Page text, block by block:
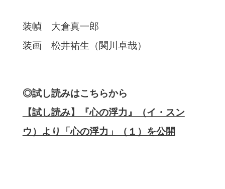
装幀 大倉真一郎
装画 松井祐生（関川卓哉）
◎試し読みはこちらから
【試し読み】『心の浮力』（イ・スン
ウ）より「心の浮力」（１）を公開